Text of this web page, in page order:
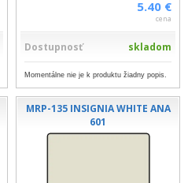
5.40 €
cena
Dostupnosť skladom
Momentálne nie je k produktu žiadny popis.
MRP-135 INSIGNIA WHITE ANA
601